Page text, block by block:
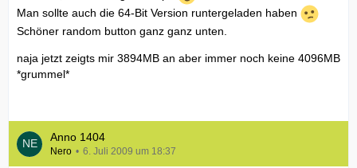
Man sollte auch die 64-Bit Version runtergeladen haben
Schöner random button ganz ganz unten.
naja jetzt zeigts mir 3894MB an aber immer noch keine 4096MB
*grummel*
Anno 1404
Nero 6. Juli 2009 um 18:37